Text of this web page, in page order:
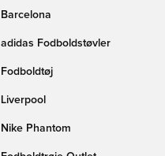
Barcelona
adidas Fodboldstøvler
Fodboldtøj
Liverpool
Nike Phantom